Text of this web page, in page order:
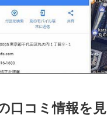
口コミ情報を